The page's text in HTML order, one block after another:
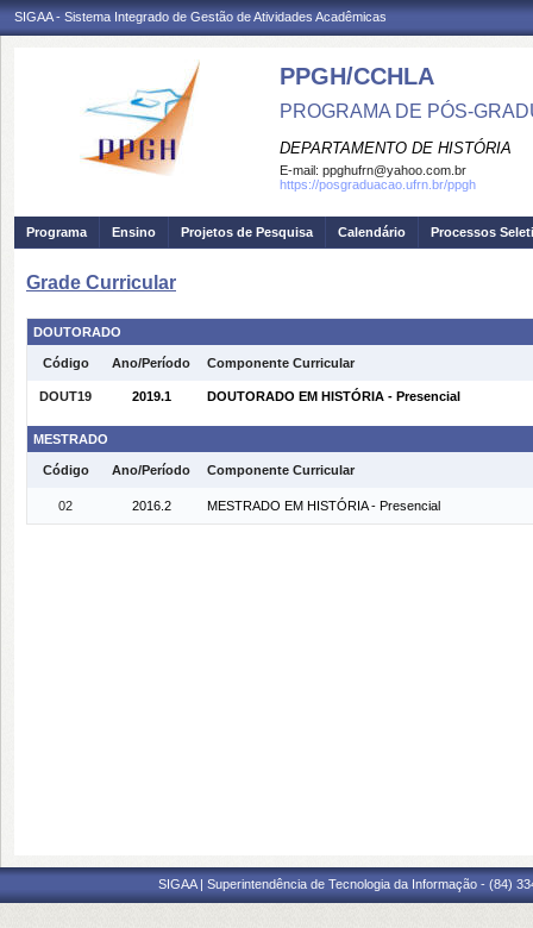
SIGAA - Sistema Integrado de Gestão de Atividades Acadêmicas
PPGH/CCHLA
PROGRAMA DE PÓS-
DEPARTAMENTO DE HISTÓRIA
E-mail: ppghufrn@yahoo.com.br
https://posgraduacao.ufrn.br/ppgh
Programa Ensino Projetos de Pesquisa Calendário Processos
Grade Curricular
DOUTORADO
Código Ano/Período Componente Curricular
DOUT19 2019.1 DOUTORADO EM HISTÓRIA - Presencial
MESTRADO
Código Ano/Período Componente Curricular
02 2016.2 MESTRADO EM HISTÓRIA - Presencial
SIGAA | Superintendência de Tecnologia da Informação - (84)